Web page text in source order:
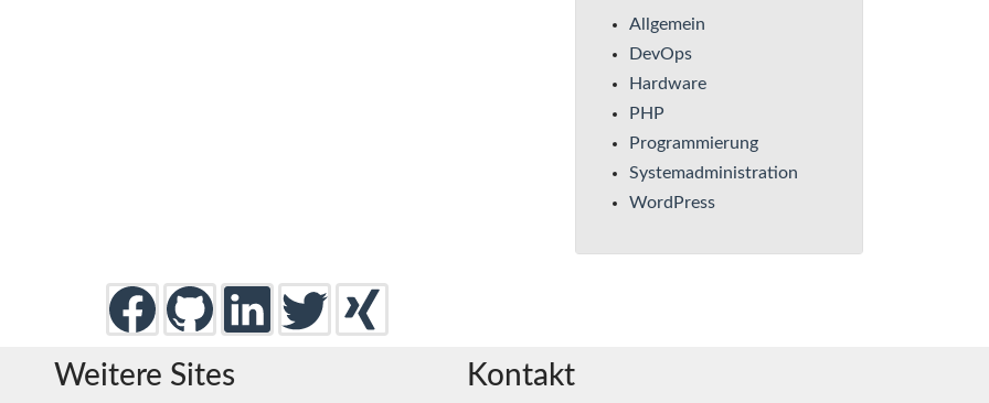
Allgemein
DevOps
Hardware
PHP
Programmierung
Systemadministration
WordPress
Weitere Sites Kontakt